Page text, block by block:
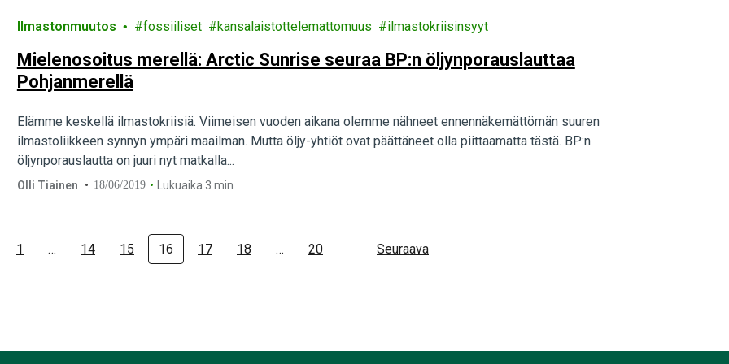
Ilmastonmuutos fossiiliset kansalaistottelemattomuus ilmastokriisinsyyt
Mielenosoitus merellä: Arctic Sunrise seuraa BP:n öljynporauslauttaa
Pohjanmerellä
Elämme keskellä ilmastokriisiä. Viimeisen vuoden aikana olemme nähneet ennennäkemättömän suuren
ilmastoliikkeen synnyn ympäri maailman. Mutta öljy-yhtiöt ovat päättäneet olla piittaamatta tästä. BP:n
öljynporauslautta on juuri nyt matkalla...
Olli Tiainen 18/06/2019 Lukuaika 3 min
1 … 14 15 16 17 18 … 20 Seuraava